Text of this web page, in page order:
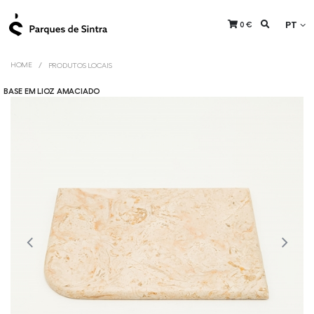
0 € PT
HOME PRODUTOS LOCAIS
BASE EM LIOZ AMACIADO